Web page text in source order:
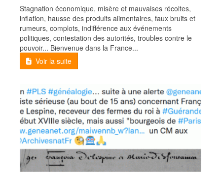
Stagnation économique, misère et mauvaises récoltes,
inflation, hausse des produits alimentaires, faux bruits et
rumeurs, complots, indifférence aux événements
politiques, contestation des autorités, troubles contre le
pouvoir... Bienvenue dans la France...
Voir la suite